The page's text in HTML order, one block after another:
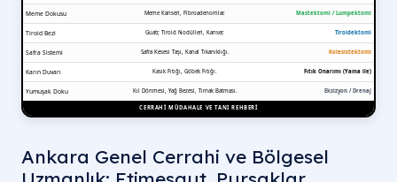
Ankara Genel Cerrahi ve Bölgesel